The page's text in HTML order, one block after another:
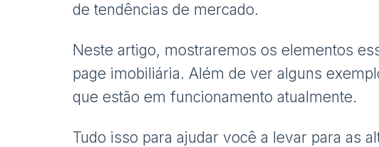
de tendências de mercado.
Neste artigo, mostraremos os elementos
page imobiliária. Além de ver alguns
que estão em funcionamento atualmente.
Tudo isso para ajudar você a levar para as